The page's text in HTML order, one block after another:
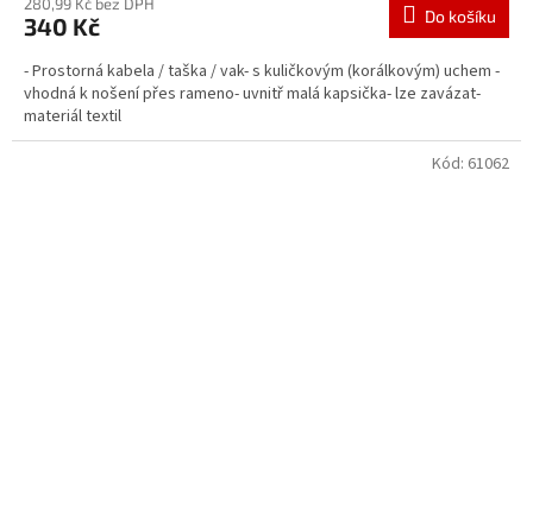
340 Kč Do košíku
- Prostorná kabela / taška / vak- s kuličkovým (korálkovým) uchem -
vhodná k nošení přes rameno- uvnitř malá kapsička- lze zavázat-
materiál textil
Kód: 61062